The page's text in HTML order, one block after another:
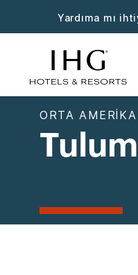
Yardıma mı
ORTA AMERIKA